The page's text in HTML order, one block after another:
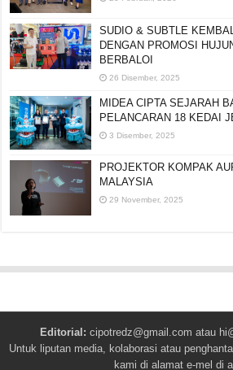
SUDIO & SUBTLE
DENGAN PROMOSI
BERBALOI
26 Disember, 2025
MIDEA CIPTA SEJARAH
PELANCARAN 18 KEDAI
3 Disember, 2025
PROJEKTOR KOMPAK
MALAYSIA
29 November, 2025
Editorial: cipotredz@gmail.com atau
Untuk liputan media, kolaborasi atau
kami di alamat e-mel di